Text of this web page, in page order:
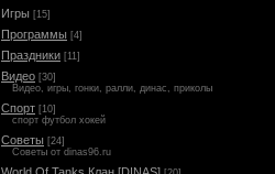
Игры [15]
Программы [4]
Праздники [11]
Видео [30]
Видео, игры, гонки, ралли, динас, приколы
Спорт [10]
спорт футбол хокей
Советы [24]
Советы от dinas96.ru